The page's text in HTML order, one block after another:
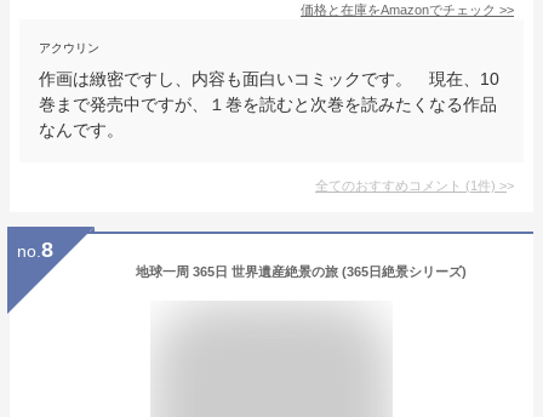
価格と在庫をAmazonでチェック >>
アクウリン
作画は緻密ですし、内容も面白いコミックです。 現在、10
巻まで発売中ですが、１巻を読むと次巻を読みたくなる作品
なんです。
全てのおすすめコメント (1件) >
no. 8
地球一周 365日 世界遺産絶景の旅 (365日絶景シリーズ)